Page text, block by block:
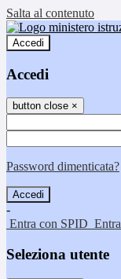
Salta al contenuto
Accedi
Accedi
button close ×
Password dimenticata?
-
Entra con SPID
Seleziona utente